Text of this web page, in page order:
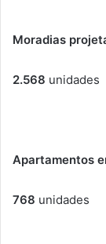
Moradias
2.568 unidades
Apartamentos
768 unidades